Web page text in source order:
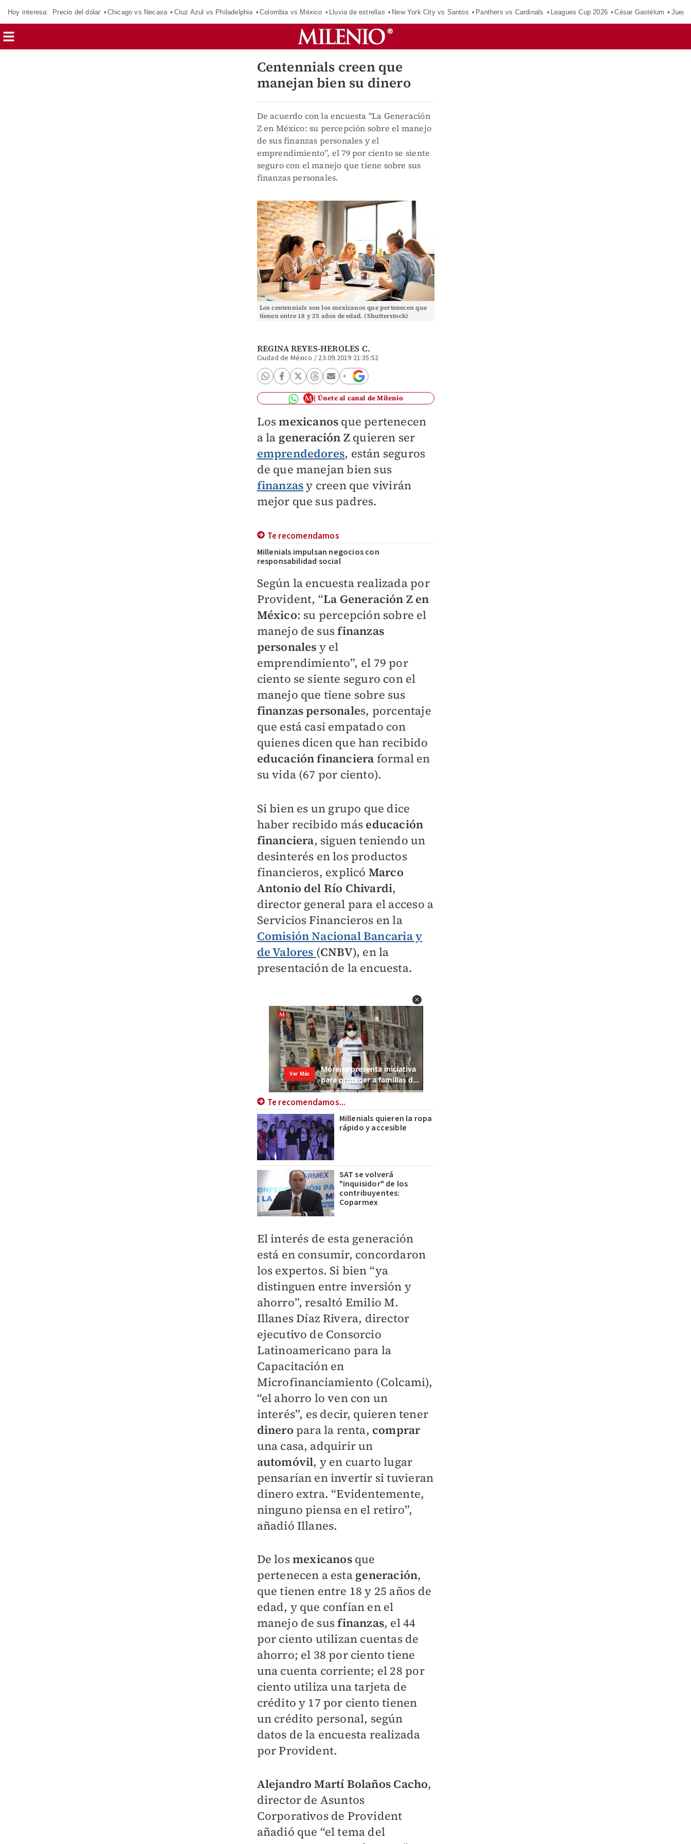
Hoy interesa: Precio del dólar Chicago vs Necaxa Cruz Azul vs Philadelphia Colombia vs México Lluvia de estrellas New York City vs Santos Panthers vs Cardinals Leagues Cup 2026 César Gastélum
Centennials creen que
manejan bien su dinero
De acuerdo con la encuesta "La Generación
Z en México: su percepción sobre el manejo
de sus finanzas personales y el
emprendimiento”, el 79 por ciento se siente
seguro con el manejo que tiene sobre sus
finanzas personales.
Los centennials son los mexicanos que pertenecen que
tienen entre 18 y 25 años de edad. (Shutterstock)
REGINA REYES-HEROLES C.
Ciudad de México / 23.09.2019 21:35:52
Únete al canal de Milenio
Losmexicanos que pertenecen
a la generación Zquieren ser
emprendedores, están seguros
de que manejan bien sus
finanzasy creen que vivirán
mejor que sus padres.
Te recomendamos
Millenials impulsan negocios con
responsabilidad social
Según la encuesta realizada por
Provident, “La Generación Z en
México: su percepción sobre el
manejo de susfinanzas
personales y el
emprendimiento”, el 79 por
ciento se siente seguro con el
manejo que tiene sobre sus
finanzas personales, porcentaje
que está casi empatado con
quienes dicen que han recibido
educación financiera formal en
su vida (67 por ciento).
Si bien es un grupo que dice
haber recibido más educación
financiera, siguen teniendo un
desinterés en los productos
financieros, explicó Marco
Antonio del Río Chivardi,
director general para el acceso a
Servicios Financieros en la
Comisión Nacional Bancaria y
de Valores (CNBV), en la
presentación de la encuesta.
Te recomendamos...
Millenials quieren la ropa
rápido y accesible
SAT se volverá
"inquisidor" de los
contribuyentes:
Coparmex
El interés de esta generación
está en consumir, concordaron
los expertos. Si bien “ya
distinguen entre inversión y
ahorro”, resaltó Emilio M.
Illanes Díaz Rivera, director
ejecutivo de Consorcio
Latinoamericano para la
Capacitación en
Microfinanciamiento (Colcami),
“el ahorro lo ven con un
interés”, es decir, quieren tener
dinero para la renta, comprar
una casa, adquirir un
automóvil, y en cuarto lugar
pensarían en invertir si tuvieran
dinero extra. “Evidentemente,
ninguno piensa en el retiro”,
añadió Illanes.
De losmexicanosque
pertenecen a esta generación,
que tienen entre 18 y 25 años de
edad, y que confían en el
manejo de susfinanzas, el 44
por ciento utilizan cuentas de
ahorro; el 38 por ciento tiene
una cuenta corriente; el 28 por
ciento utiliza una tarjeta de
crédito y 17 por ciento tienen
un crédito personal, según
datos de la encuesta realizada
por Provident.
Alejandro Martí Bolaños Cacho,
director de Asuntos
Corporativos de Provident
añadió que “el tema del